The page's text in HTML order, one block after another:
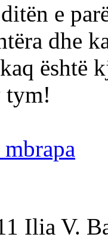
ditën e
dhe
është
tym!
Ilia V.